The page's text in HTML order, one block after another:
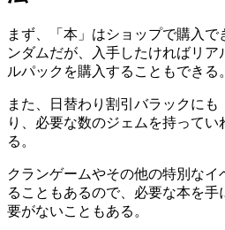
まず、「本」はショップで購入
ンダムだが、入手したければリア
ルパックを購入することもできる。
また、日替わり割引バラックに
り、必要な数のジェムを持ってい
る。
クランゲームやその他の特別なイ
ることもあるので、必要な本を
要がないこともある。